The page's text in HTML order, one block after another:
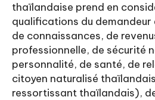
thaïlandaise prend en
qualifications du demandeur
de connaissances, de
professionnelle, de sécurité
personnalité, de santé, de
citoyen naturalisé
ressortissant thaïlandais),